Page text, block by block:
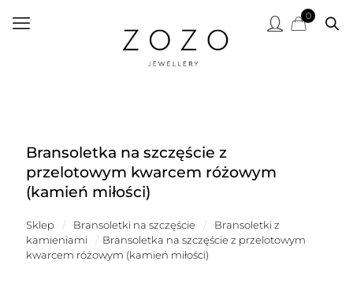
0
Bransoletka na szczęście z
przelotowym kwarcem różowym
(kamień miłości)
Sklep / Bransoletki na szczęście /
Bransoletki z
kamieniami
/ Bransoletka na szczęście z przelotowym
kwarcem różowym (kamień miłości)